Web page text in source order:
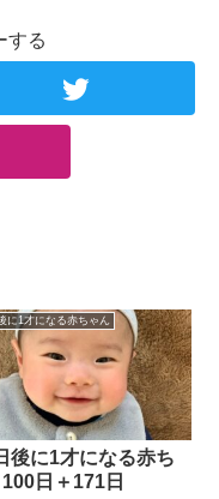
する
に1才になる赤ちゃん
後に1才になる赤ち
日＋171日